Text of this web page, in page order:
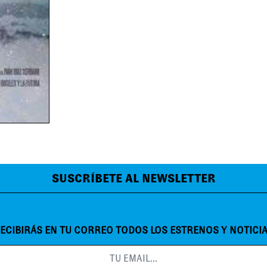
SUSCRÍBETE AL NEWSLETTER
EN TU CORREO TODOS LOS ESTRENOS Y